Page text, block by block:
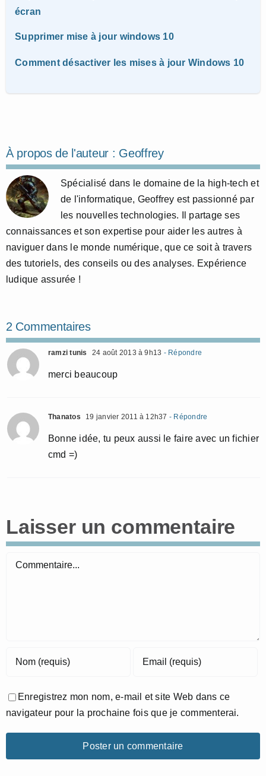
écran
Supprimer mise à jour windows 10
Comment désactiver les mises à jour Windows 10
À propos de l'auteur : Geoffrey
Spécialisé dans le domaine de la high-tech et
de l'informatique, Geoffrey est passionné par
les nouvelles technologies. Il partage ses
connaissances et son expertise pour aider les autres à
naviguer dans le monde numérique, que ce soit à travers
des tutoriels, des conseils ou des analyses. Expérience
ludique assurée !
2 Commentaires
ramzi tunis 24 août 2013 à 9h13 - Répondre
merci beaucoup
Thanatos 19 janvier 2011 à 12h37 - Répondre
Bonne idée, tu peux aussi le faire avec un fichier
cmd =)
Laisser un commentaire
Commentaire
Enregistrez mon nom, e-mail et site Web dans ce
navigateur pour la prochaine fois que je commenterai.